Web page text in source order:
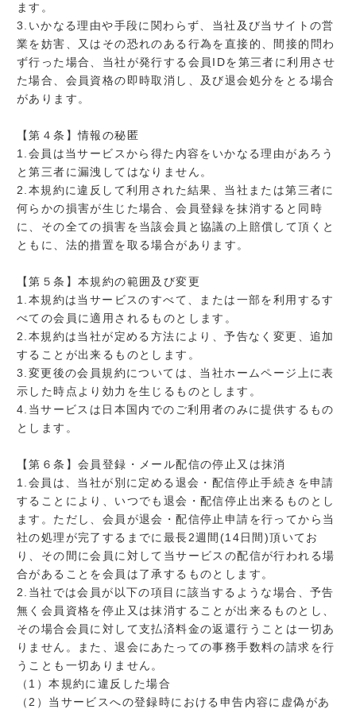
ます。
3.いかなる理由や手段に関わらず、当社及び当サイトの営
業を妨害、又はその恐れのある行為を直接的、間接的問わ
ず行った場合、当社が発行する会員IDを第三者に利用させ
た場合、会員資格の即時取消し、及び退会処分をとる場合
があります。
【第４条】情報の秘匿
1.会員は当サービスから得た内容をいかなる理由があろう
と第三者に漏洩してはなりません。
2.本規約に違反して利用された結果、当社または第三者に
何らかの損害が生じた場合、会員登録を抹消すると同時
に、その全ての損害を当該会員と協議の上賠償して頂くと
ともに、法的措置を取る場合があります。
【第５条】本規約の範囲及び変更
1.本規約は当サービスのすべて、または一部を利用するす
べての会員に適用されるものとします。
2.本規約は当社が定める方法により、予告なく変更、追加
することが出来るものとします。
3.変更後の会員規約については、当社ホームページ上に表
示した時点より効力を生じるものとします。
4.当サービスは日本国内でのご利用者のみに提供するもの
とします。
【第６条】会員登録・メール配信の停止又は抹消
1.会員は、当社が別に定める退会・配信停止手続きを申請
することにより、いつでも退会・配信停止出来るものとし
ます。ただし、会員が退会・配信停止申請を行ってから当
社の処理が完了するまでに最長2週間(14日間)頂いてお
り、その間に会員に対して当サービスの配信が行われる場
合があることを会員は了承するものとします。
2.当社では会員が以下の項目に該当するような場合、予告
無く会員資格を停止又は抹消することが出来るものとし、
その場合会員に対して支払済料金の返還行うことは一切あ
りません。また、退会にあたっての事務手数料の請求を行
うことも一切ありません。
（1）本規約に違反した場合
（2）当サービスへの登録時における申告内容に虚偽があ